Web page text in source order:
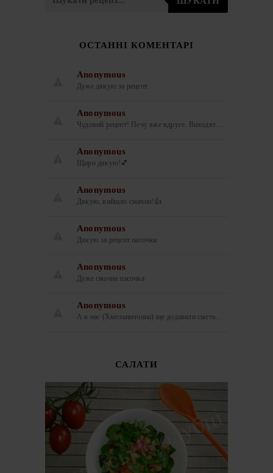
ОСТАННІ КОМЕНТАРІ
Anonymous
Дуже дякую за рецепт.
Anonymous
Чудовий рецепт! Печу вже вдруге. Виходят…
Anonymous
Щиро дякую!💕
Anonymous
Дякую, вийшло смачно!👍
Anonymous
Дякую за рецепт пасочки
Anonymous
Дуже смачна пасочка
Anonymous
А в нас (Хмельниччина) ще додавали смета…
САЛАТИ